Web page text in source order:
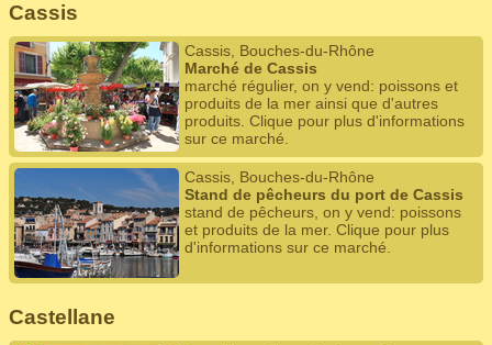
Cassis
Cassis, Bouches-du-Rhône
Marché de Cassis
marché régulier, on y vend: poissons et
produits de la mer ainsi que d'autres
produits. Clique pour plus d'informations
sur ce marché.
Cassis, Bouches-du-Rhône
Stand de pêcheurs du port de Cassis
stand de pêcheurs, on y vend: poissons
et produits de la mer. Clique pour plus
d'informations sur ce marché.
Castellane